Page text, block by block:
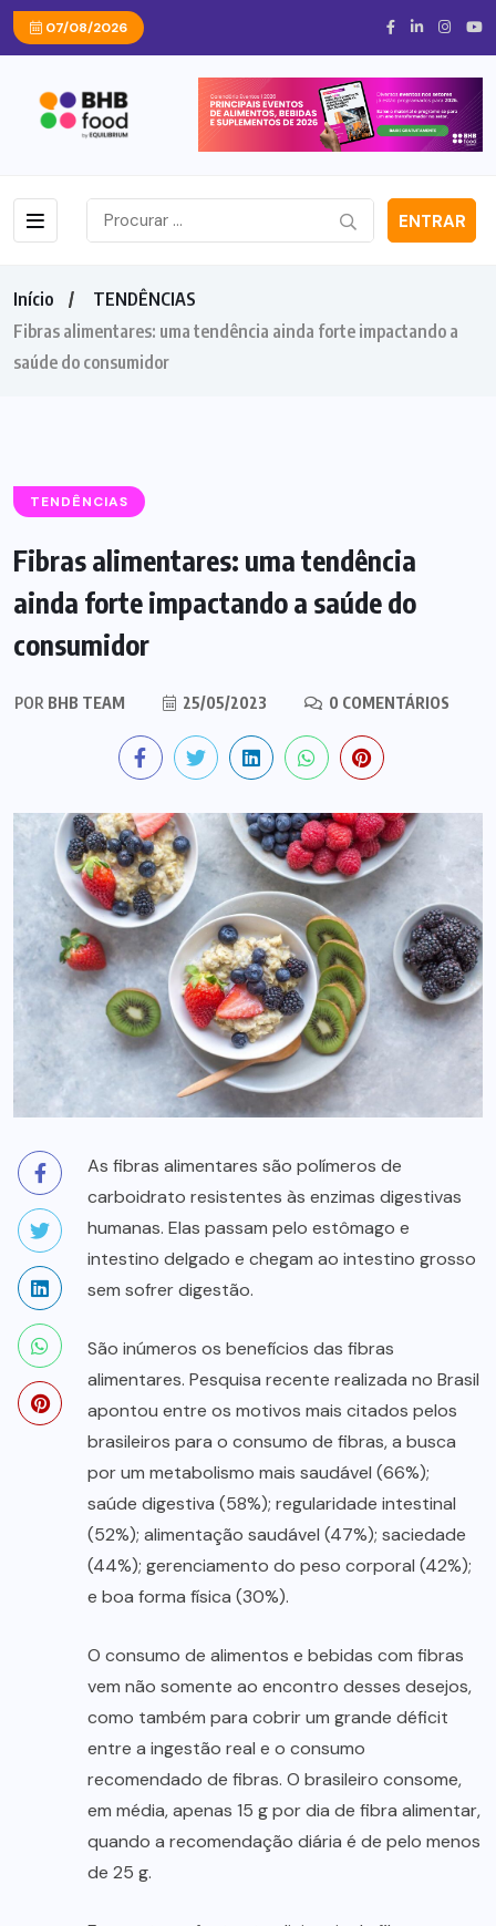
07/08/2026
ENTRAR
Início
TENDÊNCIAS
Fibras alimentares: uma tendência ainda forte impactando a
saúde do consumidor
TENDÊNCIAS
Fibras alimentares: uma tendência
ainda forte impactando a saúde do
consumidor
POR BHB TEAM 25/05/2023 0 COMENTÁRIOS
As fibras alimentares são polímeros de
carboidrato resistentes às enzimas digestivas
humanas. Elas passam pelo estômago e
intestino delgado e chegam ao intestino grosso
sem sofrer digestão.
São inúmeros os benefícios das fibras
alimentares. Pesquisa recente realizada no Brasil
apontou entre os motivos mais citados pelos
brasileiros para o consumo de fibras, a busca
por um metabolismo mais saudável (66%);
saúde digestiva (58%); regularidade intestinal
(52%); alimentação saudável (47%); saciedade
(44%); gerenciamento do peso corporal (42%);
e boa forma física (30%).
O consumo de alimentos e bebidas com fibras
vem não somente ao encontro desses desejos,
como também para cobrir um grande déficit
entre a ingestão real e o consumo
recomendado de fibras. O brasileiro consome,
em média, apenas 15 g por dia de fibra alimentar,
quando a recomendação diária é de pelo menos
de 25 g.